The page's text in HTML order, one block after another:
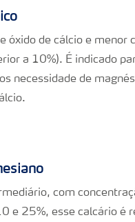
óxido de cálcio e menor
a 10%). É indicado
necessidade de
com
e 25%, esse calcário é